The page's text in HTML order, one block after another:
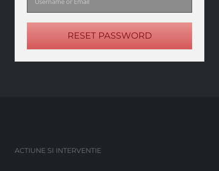
RESET PASSWORD
ACTIUNE SI INTERVENTIE